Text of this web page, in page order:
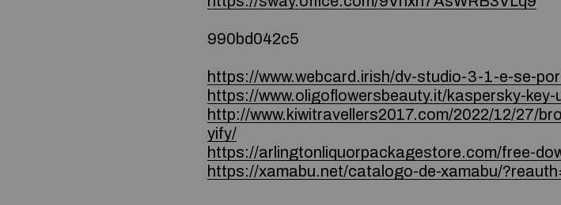
990bd042c5
https://www.webcard.irish/dv-studio-3-1-e-se-
https://www.oligoflowersbeauty.it/kaspersky-key-
http://www.kiwitravellers2017.com/2022/12/27/
yify/
https://arlingtonliquorpackagestore.com/free-
https://xamabu.net/catalogo-de-xamabu/